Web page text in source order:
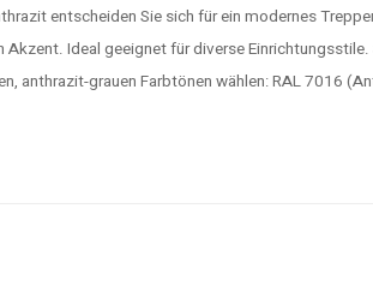
entscheiden Sie sich für ein modernes
Akzent. Ideal geeignet für diverse
anthrazit-grauen Farbtönen wählen: RAL 7016